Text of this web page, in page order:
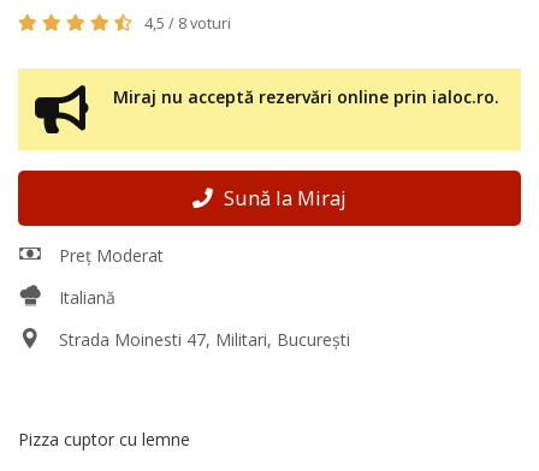
4,5 / 8 voturi
Miraj nu acceptă rezervări online prin ialoc.ro.
Sună la Miraj
Preț Moderat
Italiană
Strada Moinesti 47, Militari, București
Pizza cuptor cu lemne